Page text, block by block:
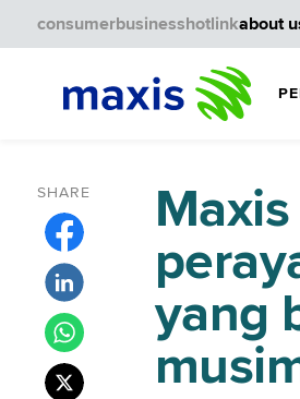
consumerbusinesshotlinkabout
SHARE
yang